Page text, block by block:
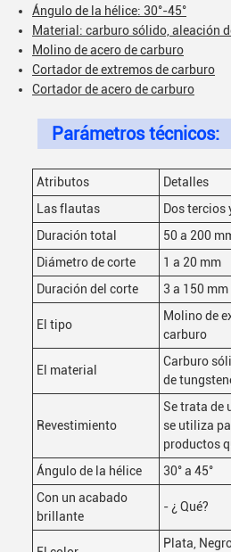
Ángulo de la hélice: 30°-45°
Material: carburo sólido, aleación
Molino de acero de carburo
Cortador de extremos de carburo
Cortador de acero de carburo
Parámetros técnicos:
Atributos
Detalles
Las flautas
Dos tercios
Duración total
50 a 200
Diámetro de corte
1 a 20 mm
Duración del corte
3 a 150 mm
El tipo
Molino de
carburo
El material
Carburo
de
Revestimiento
Se trata de
se utiliza
productos
Ángulo de la hélice
30° a 45°
Con un acabado
brillante
- ¿ Qué?
Plata,